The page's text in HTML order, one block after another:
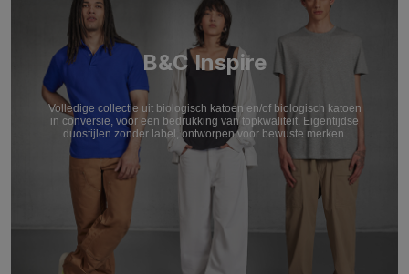
B&C Inspire
Volledige collectie uit biologisch katoen en/of biologisch katoen
in conversie, voor een bedrukking van topkwaliteit. Eigentijdse
duostijlen zonder label, ontworpen voor bewuste merken.